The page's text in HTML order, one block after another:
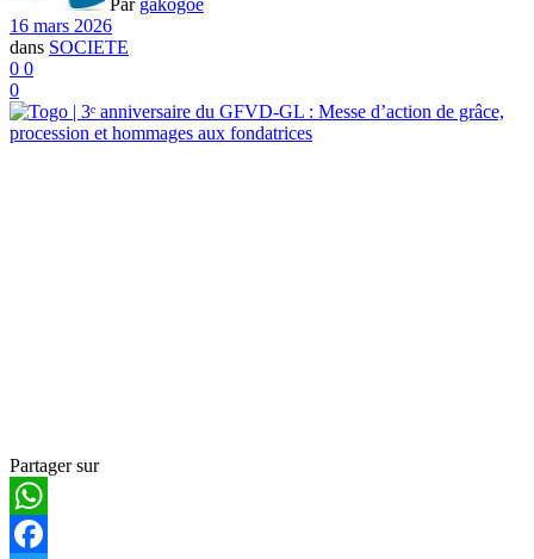
16 mars 2026
dans SOCIETE
0 0
0
Partager sur
WhatsApp